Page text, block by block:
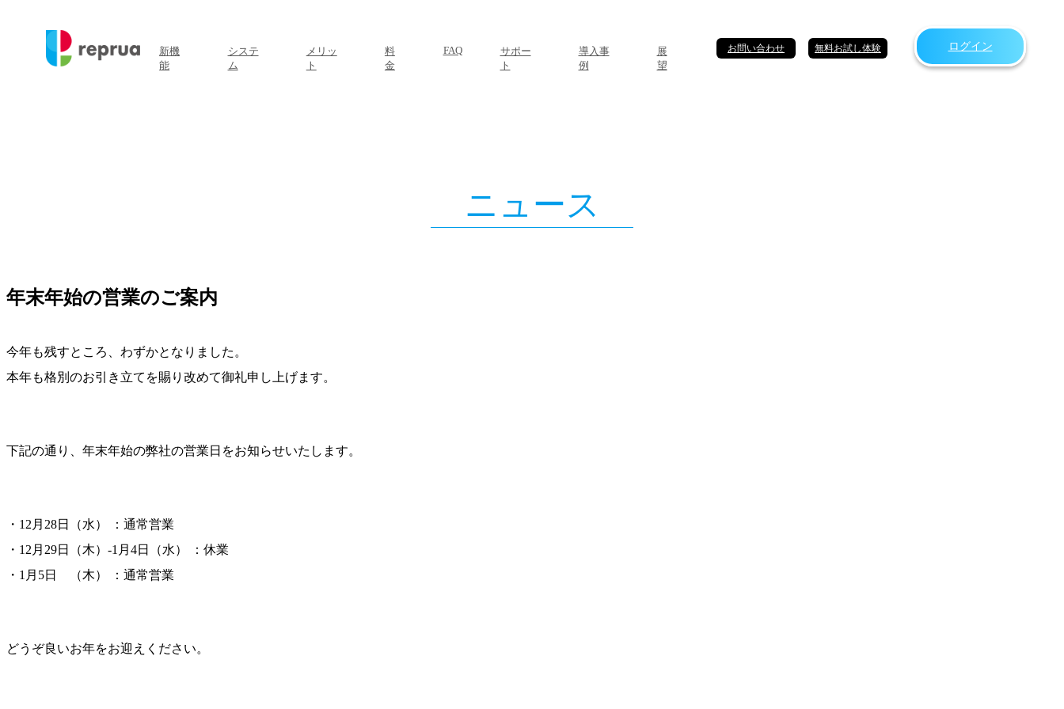
新機
能
システ
ム
メリッ
ト
料
金
FAQ
サポー
ト
導入事
例
展
望
お問い合わせ 無料お試し体験 ログイン
ニュース
年末年始の営業のご案内
今年も残すところ、わずかとなりました。
本年も格別のお引き立てを賜り改めて御礼申し上げます。
下記の通り、年末年始の弊社の営業日をお知らせいたします。
・12月28日（水） ：通常営業
・12月29日（木）‐1月4日（水） ：休業
・1月5日 （木） ：通常営業
どうぞ良いお年をお迎えください。